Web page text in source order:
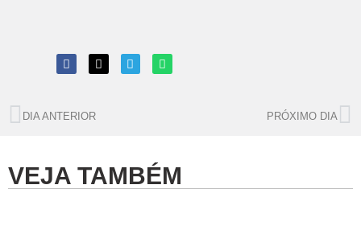
DIA ANTERIOR PRÓXIMO DIA
VEJA TAMBÉM